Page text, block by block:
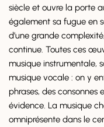
siècle et ouvre la porte
également sa fugue en
d’une grande
continue. Toutes ces
musique instrumentale,
musique vocale : on y
phrases, des consonnes
évidence. La musique
omniprésente dans le